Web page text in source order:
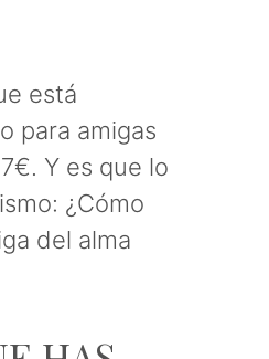
está
para amigas
Y es que lo
¿Cómo
del alma